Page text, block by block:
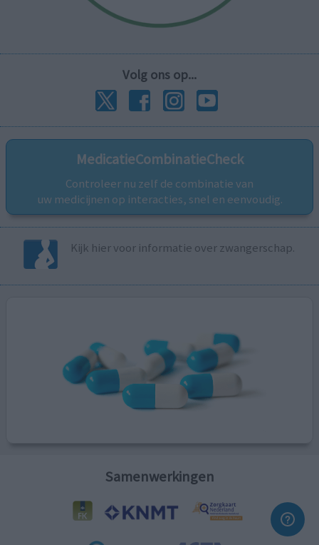
Volg ons op...
MedicatieCombinatieCheck
Controleer nu zelf de combinatie van
uw medicijnen op interacties, snel en eenvoudig.
Kijk hier voor informatie over zwangerschap.
Samenwerkingen